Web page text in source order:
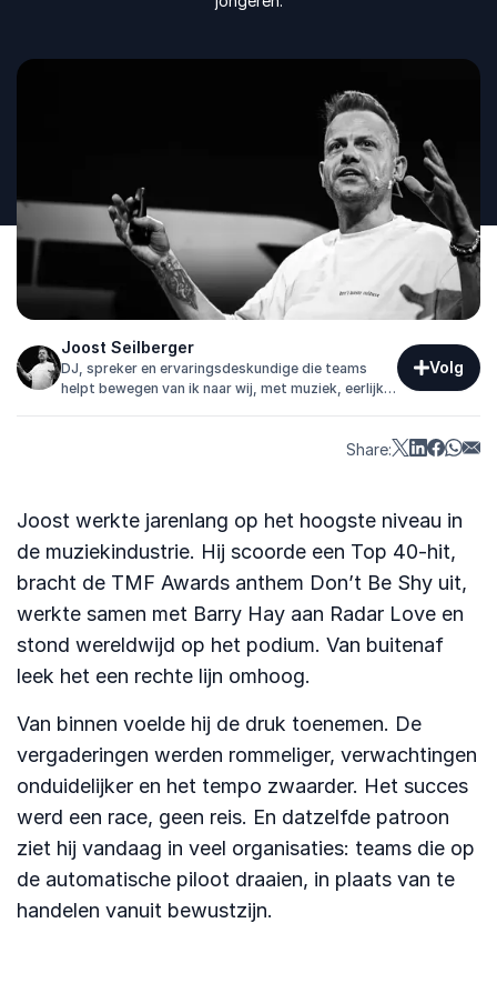
Joost Seilberger
DJ, spreker en ervaringsdeskundige die teams
helpt bewegen van ik naar wij, met muziek, eerlijke
Volg
Share:
Joost werkte jarenlang op het hoogste niveau in
de muziekindustrie. Hij scoorde een Top 40-hit,
bracht de TMF Awards anthem Don’t Be Shy uit,
werkte samen met Barry Hay aan Radar Love en
stond wereldwijd op het podium. Van buitenaf
leek het een rechte lijn omhoog.
Van binnen voelde hij de druk toenemen. De
vergaderingen werden rommeliger, verwachtingen
onduidelijker en het tempo zwaarder. Het succes
werd een race, geen reis. En datzelfde patroon
ziet hij vandaag in veel organisaties: teams die op
de automatische piloot draaien, in plaats van te
handelen vanuit bewustzijn.